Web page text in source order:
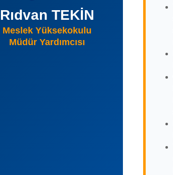
Rıdvan TEKİN
Meslek Yüksekokulu
Müdür Yardımcısı